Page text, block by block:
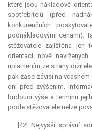
které jsou nákladově
spotřebitelů (před
konkurenčních
podnákladovými cenami).
stěžovatele zajištěna jen
orientaci nově
uplatněním ze strany
pak zase závisí na
dní před zvýšením.
budoucí výše a termínu
podle stěžovatele nelze
[42] Nejvyšší správní